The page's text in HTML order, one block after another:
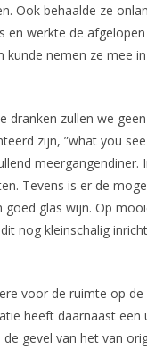
Ook behaalde ze
en werkte de
kunde nemen ze mee
dranken zullen we
zijn, ”what you
Tevens is er de
glas wijn. Op
nog kleinschalig
voor de ruimte op
heeft daarnaast
de gevel van het van